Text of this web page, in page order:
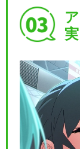
実